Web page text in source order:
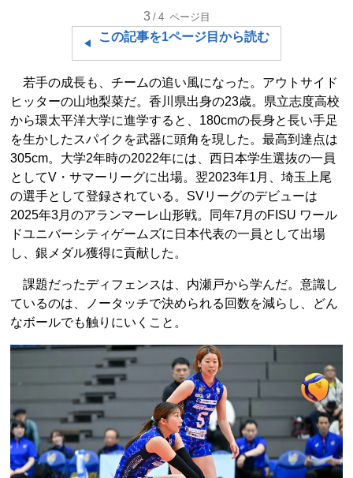
3 /4 ページ目
この記事を1ページ目から読む
若手の成長も、チームの追い風になった。アウトサイド
ヒッターの山地梨菜だ。香川県出身の23歳。県立志度高校
から環太平洋大学に進学すると、180cmの長身と長い手足
を生かしたスパイクを武器に頭角を現した。最高到達点は
305cm。大学2年時の2022年には、西日本学生選抜の一員
としてV・サマーリーグに出場。翌2023年1月、埼玉上尾
の選手として登録されている。SVリーグのデビューは
2025年3月のアランマーレ山形戦。同年7月のFISU ワール
ドユニバーシティゲームズに日本代表の一員として出場
し、銀メダル獲得に貢献した。
課題だったディフェンスは、内瀬戸から学んだ。意識し
ているのは、ノータッチで決められる回数を減らし、どん
なボールでも触りにいくこと。